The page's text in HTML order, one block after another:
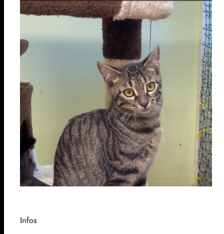
Infos